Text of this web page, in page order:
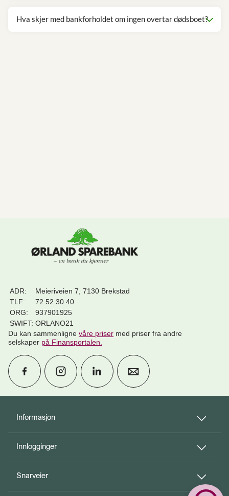
Hva skjer med bankforholdet om ingen overtar dødsboet?
Informasjon
Innlogginger
Snarveier
ADR:
Meieriveien 7, 7130 Brekstad
TLF:
72 52 30 40
ORG:
937901925
SWIFT: ORLANO21
Du kan sammenligne våre priser med priser fra andre
selskaper på Finansportalen
Bli kunde
person_add
Til toppen